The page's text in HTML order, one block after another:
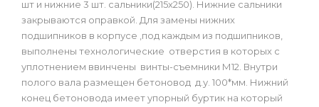
шт и нижние 3 шт. сальники(215х250). Нижние сальники
закрываются оправкой. Для замены нижних
подшипников в корпусе ,под каждым из подшипников,
выполнены технологические отверстия в которых с
уплотнением ввинчены винты-съемники М12. Внутри
полого вала размещен бетоновод д.у. 100*мм. Нижний
конец бетоновода имеет упорный буртик на который